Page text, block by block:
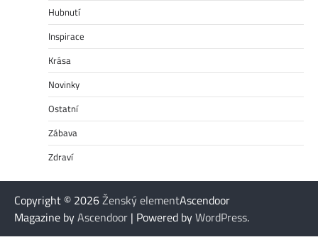
Hubnutí
Inspirace
Krása
Novinky
Ostatní
Zábava
Zdraví
Copyright © 2026Ženský elementAscendoor
Magazine byAscendoor | Powered byWordPress.